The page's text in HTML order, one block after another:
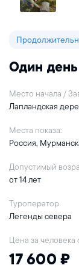
Один
Место начала /
Лапландская
Места показа:
Россия,
Допустимый
от 14 лет
Туроператор
Легенды севера
Цена за человека
17 600 ₽